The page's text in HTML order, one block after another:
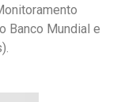
Banco Mundial e